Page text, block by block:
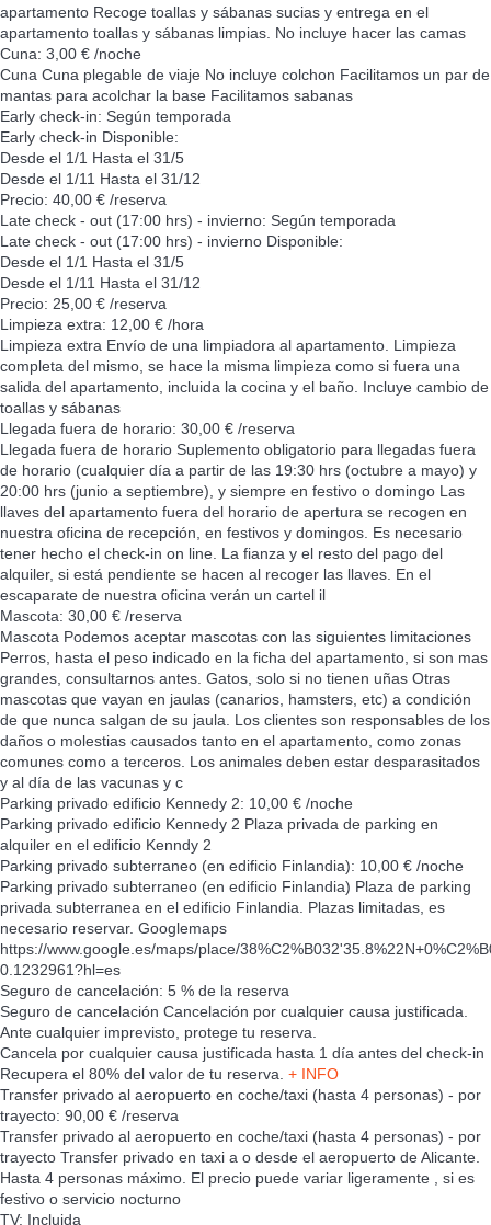
apartamento Recoge toallas y sábanas sucias y entrega en el
apartamento toallas y sábanas limpias. No incluye hacer las camas
Cuna: 3,00 € /noche
Cuna Cuna plegable de viaje No incluye colchon Facilitamos un par de
mantas para acolchar la base Facilitamos sabanas
Early check-in: Según temporada
Early check-in Disponible:
Desde el 1/1 Hasta el 31/5
Desde el 1/11 Hasta el 31/12
Precio: 40,00 € /reserva
Late check - out (17:00 hrs) - invierno: Según temporada
Late check - out (17:00 hrs) - invierno Disponible:
Desde el 1/1 Hasta el 31/5
Desde el 1/11 Hasta el 31/12
Precio: 25,00 € /reserva
Limpieza extra: 12,00 € /hora
Limpieza extra Envío de una limpiadora al apartamento. Limpieza
completa del mismo, se hace la misma limpieza como si fuera una
salida del apartamento, incluida la cocina y el baño. Incluye cambio de
toallas y sábanas
Llegada fuera de horario: 30,00 € /reserva
Llegada fuera de horario Suplemento obligatorio para llegadas fuera
de horario (cualquier día a partir de las 19:30 hrs (octubre a mayo) y
20:00 hrs (junio a septiembre), y siempre en festivo o domingo Las
llaves del apartamento fuera del horario de apertura se recogen en
nuestra oficina de recepción, en festivos y domingos. Es necesario
tener hecho el check-in on line. La fianza y el resto del pago del
alquiler, si está pendiente se hacen al recoger las llaves. En el
escaparate de nuestra oficina verán un cartel il
Mascota: 30,00 € /reserva
Mascota Podemos aceptar mascotas con las siguientes limitaciones
Perros, hasta el peso indicado en la ficha del apartamento, si son mas
grandes, consultarnos antes. Gatos, solo si no tienen uñas Otras
mascotas que vayan en jaulas (canarios, hamsters, etc) a condición
de que nunca salgan de su jaula. Los clientes son responsables de los
daños o molestias causados tanto en el apartamento, como zonas
comunes como a terceros. Los animales deben estar desparasitados
y al día de las vacunas y c
Parking privado edificio Kennedy 2: 10,00 € /noche
Parking privado edificio Kennedy 2 Plaza privada de parking en
alquiler en el edificio Kenndy 2
Parking privado subterraneo (en edificio Finlandia): 10,00 € /noche
Parking privado subterraneo (en edificio Finlandia) Plaza de parking
privada subterranea en el edificio Finlandia. Plazas limitadas, es
necesario reservar. Googlemaps
https://www.google.es/maps/place/
0.1232961?hl=es
Seguro de cancelación: 5 % de la reserva
Seguro de cancelación Cancelación por cualquier causa justificada.
Ante cualquier imprevisto, protege tu reserva.
Cancela por cualquier causa justificada hasta 1 día antes del check-in
Recupera el 80% del valor de tu reserva. + INFO
Transfer privado al aeropuerto en coche/taxi (hasta 4 personas) - por
trayecto: 90,00 € /reserva
Transfer privado al aeropuerto en coche/taxi (hasta 4 personas) - por
trayecto Transfer privado en taxi a o desde el aeropuerto de Alicante.
Hasta 4 personas máximo. El precio puede variar ligeramente , si es
festivo o servicio nocturno
TV: Incluida